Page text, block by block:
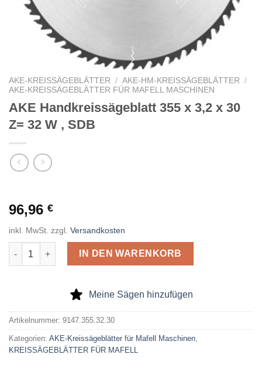
AKE-KREISSÄGEBLÄTTER / AKE-HM-KREISSÄGEBLÄTTER
/
AKE-KREISSÄGEBLÄTTER FÜR MAFELL MASCHINEN
AKE Handkreissägeblatt 355 x 3,2 x 30
Z= 32 W , SDB
96,96 €
inkl. MwSt. zzgl. Versandkosten
AKE Handkreissägeblatt 355 x 3,2 x 30 Z= 32 W , SDB Menge
IN DEN WARENKORB
Meine Sägen hinzufügen
Artikelnummer: 9147.355.32.30
Kategorien: AKE-Kreissägeblätter für Mafell Maschinen,
KREISSÄGEBLÄTTER FÜR MAFELL